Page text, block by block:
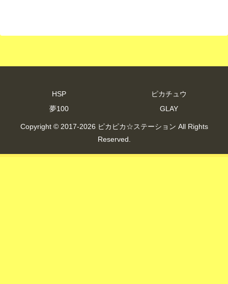
HSP
ピカチュウ
夢100
GLAY
Copyright © 2017-2026 ピカピカ☆ステーション All Rights
Reserved.